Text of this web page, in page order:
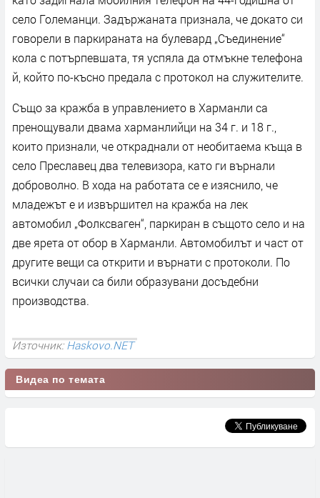
село Големанци. Задържаната признала, че докато си
говорели в паркираната на булевард „Съединение“
кола с потърпевшата, тя успяла да отмъкне телефона
й, който по-късно предала с протокол на служителите.
Също за кражба в управлението в Харманли са
пренощували двама харманлийци на 34 г. и 18 г.,
които признали, че откраднали от необитаема къща в
село Преславец два телевизора, като ги върнали
доброволно. В хода на работата се е изяснило, че
младежът е и извършител на кражба на лек
автомобил „Фолксваген“, паркиран в същото село и на
две ярета от обор в Харманли. Автомобилът и част от
другите вещи са открити и върнати с протоколи. По
всички случаи са били образувани досъдебни
производства.
Източник:Haskovo.NET
Видеа по темата